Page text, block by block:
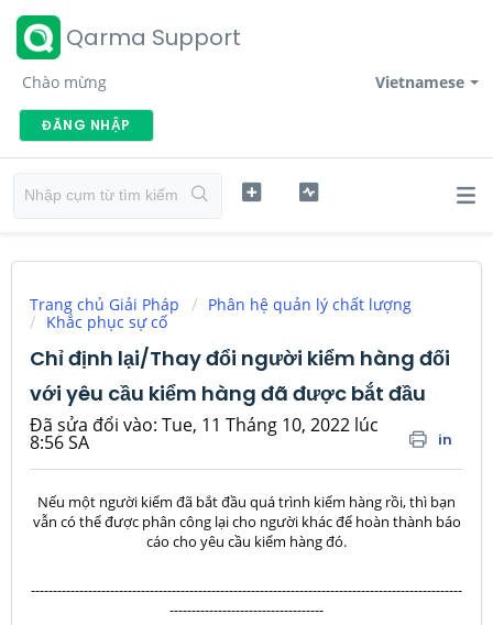
Qarma Support
Vietnamese
Chào mừng
ĐĂNG NHẬP
Trang chủ Giải Pháp
Phân hệ quản lý chất lượng
Khắc phục sự cố
Chỉ định lại/Thay đổi người kiểm hàng đối
với yêu cầu kiểm hàng đã được bắt đầu
in
Đã sửa đổi vào: Tue, 11 Tháng 10, 2022 lúc
8:56 SA
Nếu một người kiểm đã bắt đầu quá trình kiểm hàng rồi, thì bạn
vẫn có thể được phân công lại cho người khác để hoàn thành báo
cáo cho yêu cầu kiểm hàng đó.
--------------------------------------------------------------------------------------------------
-----------------------------------